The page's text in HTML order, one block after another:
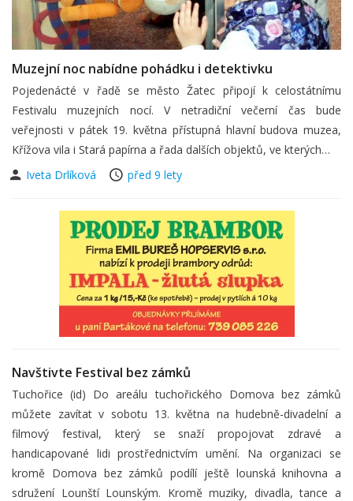
Muzejní noc nabídne pohádku i detektivku
Pojedenácté v řadě se město Žatec připojí k celostátnímu
Festivalu muzejních nocí. V netradiční večerní čas bude
veřejnosti v pátek 19. května přístupná hlavní budova muzea,
Křížova vila i Stará papírna a řada dalších objektů, ve kterých…
Iveta Drlíková
před 9 lety
Navštivte Festival bez zámků
Tuchořice (id) Do areálu tuchořického Domova bez zámků
můžete zavítat v sobotu 13. května na hudebně-divadelní a
filmový festival, který se snaží propojovat zdravé a
handicapované lidi prostřednictvím umění. Na organizaci se
kromě Domova bez zámků podílí ještě lounská knihovna a
sdružení Lounští Lounským. Kromě muziky, divadla, tance a